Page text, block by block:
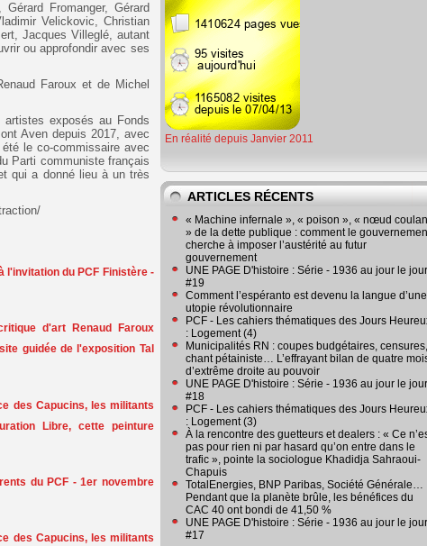
Fromanger, Gérard
Velickovic, Christian
Jacques Villeglé, autant
ou approfondir avec ses
Faroux et de Michel
exposés au Fonds
Aven depuis 2017, avec
le co-commissaire avec
Parti communiste français
qui a donné lieu à un très
l'invitation du PCF Finistère -
d'art Renaud Faroux
guidée de l'exposition Tal
des Capucins, les militants
Libre, cette peinture
du PCF - 1er novembre
des Capucins, les militants
En réalité depuis Janvier 2011
ARTICLES RÉCENTS
« Machine infernale », « poison », « nœud
» de la dette publique : comment le
cherche à imposer l’austérité au futur
gouvernement
UNE PAGE D'histoire : Série - 1936 au jour le jour
#19
Comment l’espéranto est devenu la langue d’une
utopie révolutionnaire
PCF - Les cahiers thématiques des Jours
: Logement (4)
Municipalités RN : coupes budgétaires, censures,
chant pétainiste… L’effrayant bilan de quatre
d’extrême droite au pouvoir
UNE PAGE D'histoire : Série - 1936 au jour le jour
#18
PCF - Les cahiers thématiques des Jours
: Logement (3)
À la rencontre des guetteurs et dealers : « Ce
pas pour rien ni par hasard qu’on entre dans le
trafic », pointe la sociologue Khadidja Sahraoui-
Chapuis
TotalEnergies, BNP Paribas, Société Générale…
Pendant que la planète brûle, les bénéfices du
CAC 40 ont bondi de 41,50 %
UNE PAGE D'histoire : Série - 1936 au jour le jour
#17